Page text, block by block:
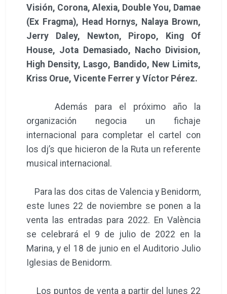
Visión, Corona, Alexia, Double You, Damae
(Ex Fragma), Head Hornys, Nalaya Brown,
Jerry Daley, Newton, Piropo, King Of
House, Jota Demasiado, Nacho Division,
High Density, Lasgo, Bandido, New Limits,
Kriss Orue, Vicente Ferrer y Víctor Pérez.
Además para el próximo año la
organización negocia un fichaje
internacional para completar el cartel con
los dj’s que hicieron de la Ruta un referente
musical internacional.
Para las dos citas de Valencia y Benidorm,
este lunes 22 de noviembre se ponen a la
venta las entradas para 2022. En València
se celebrará el 9 de julio de 2022 en la
Marina, y el 18 de junio en el Auditorio Julio
Iglesias de Benidorm.
Los puntos de venta a partir del lunes 22